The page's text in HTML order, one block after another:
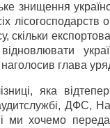
знищення
скільки
глава
яка
ДФС,
хочемо